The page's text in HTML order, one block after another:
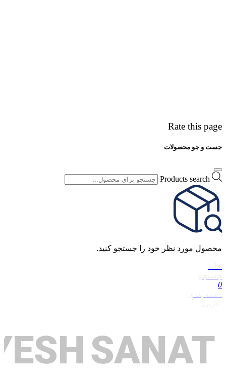
Rate this page
جست و جو محصولات
Products search
محصول مورد نظر خود را جستجو کنید.
0